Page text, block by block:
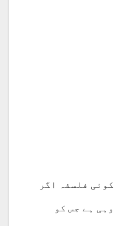
فلسفہ اگر
ہے جس کو